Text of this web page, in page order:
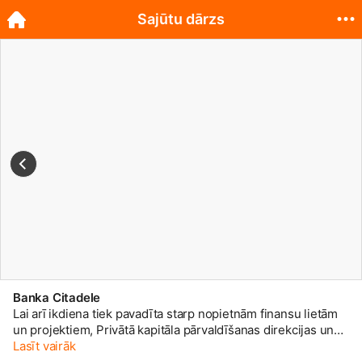
Banka Citadele
Lai arī ikdiena tiek pavadīta starp nopietnām finansu lietām
un projektiem, Privātā kapitāla pārvaldīšanas direkcijas un
Citadele Asset Management darbinieki jau trešo gadu pēc
Lasīt vairāk
Sajūtu dārzs